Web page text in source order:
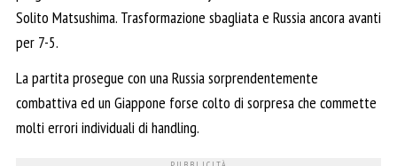
Solito Matsushima. Trasformazione sbagliata e Russia ancora avanti
per 7-5.
La partita prosegue con una Russia sorprendentemente
combattiva ed un Giappone forse colto di sorpresa che commette
molti errori individuali di handling.